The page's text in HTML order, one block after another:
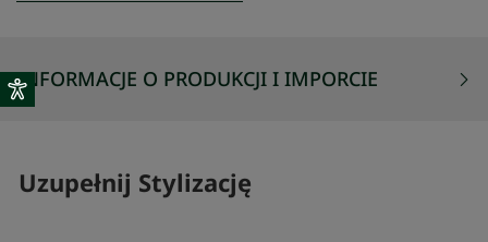
INFORMACJE O PRODUKCJI I IMPORCIE
Uzupełnij Stylizację